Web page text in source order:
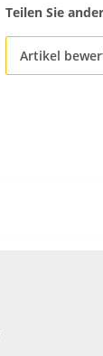
Teilen Sie
Artikel